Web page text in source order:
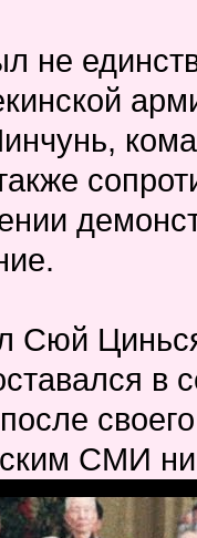
не
Сюй
в
СМИ